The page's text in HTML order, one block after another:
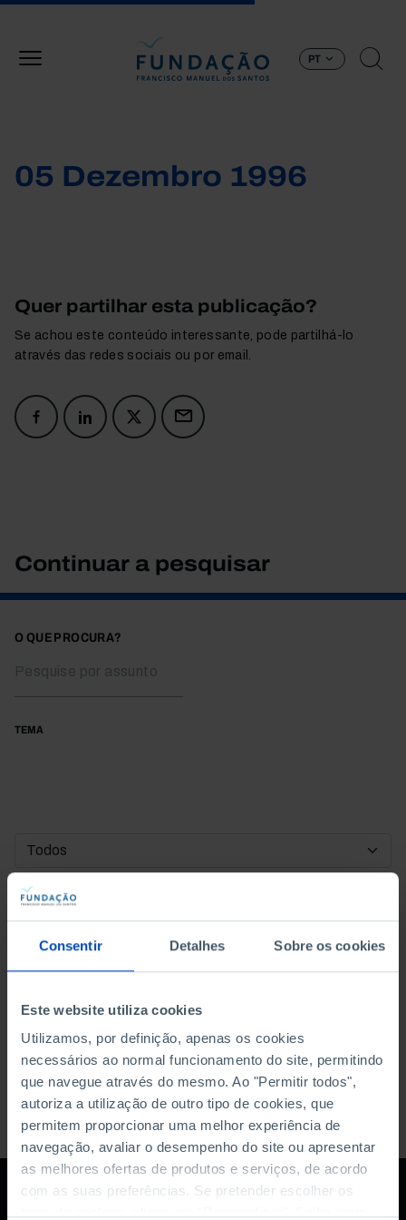
Consentir Detalhes Sobre os cookies
Este website utiliza cookies
Utilizamos, por definição, apenas os cookies
necessários ao normal funcionamento do site, permitindo
que navegue através do mesmo. Ao "Permitir todos",
autoriza a utilização de outro tipo de cookies, que
permitem proporcionar uma melhor experiência de
navegação, avaliar o desempenho do site ou apresentar
as melhores ofertas de produtos e serviços, de acordo
com as suas preferências. Se pretender escolher os
PT
05 Dezembro 1996
Quer partilhar esta publicação?
Se achou este conteúdo interessante, pode partilhá-lo
através das redes sociais ou por email.
Continuar a pesquisar
O QUE PROCURA?
TEMA
DATA DE INÍCIO
DATA DE FIM